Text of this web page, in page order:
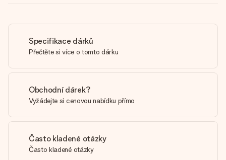
Specifikace dárků
Přečtěte si více o tomto dárku
Obchodní dárek?
Vyžádejte si cenovou nabídku přímo
Často kladené otázky
Často kladené otázky